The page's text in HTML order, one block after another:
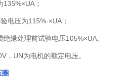
；
电压为115%·×UA；
缘处理前试验电压105%×UA。
，UN为电机的额定电压。